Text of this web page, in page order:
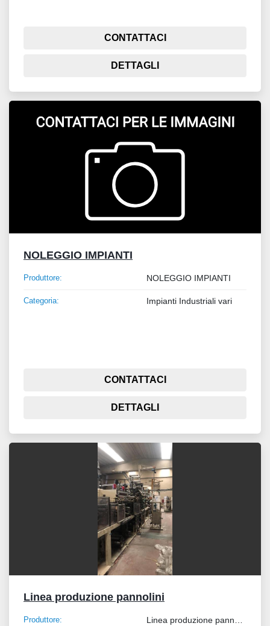
CONTATTACI
DETTAGLI
NOLEGGIO IMPIANTI
Produttore: NOLEGGIO IMPIANTI
Categoria: Impianti Industriali vari
CONTATTACI
DETTAGLI
Linea produzione pannolini
Produttore: